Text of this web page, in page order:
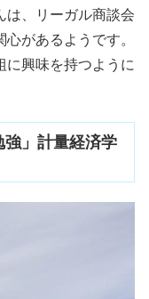
は、リーガル商談会
があるようです。
に興味を持つように
」計量経済学